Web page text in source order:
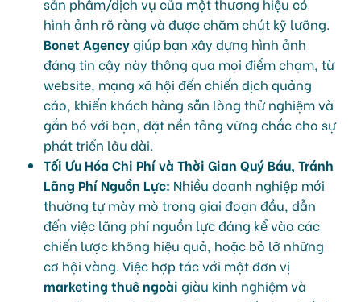
hình ảnh rõ ràng và được chăm chút kỹ lưỡng.
Bonet Agencygiúp bạn xây dựng hình ảnh
đáng tin cậy này thông qua mọi điểm chạm, từ
website, mạng xã hội đến chiến dịch quảng
cáo, khiến khách hàng sẵn lòng thử nghiệm và
gắn bó với bạn, đặt nền tảng vững chắc cho sự
phát triển lâu dài.
Tối Ưu Hóa Chi Phí và Thời Gian Quý Báu, Tránh
Lãng Phí Nguồn Lực: Nhiều doanh nghiệp mới
thường tự mày mò trong giai đoạn đầu, dẫn
đến việc lãng phí nguồn lực đáng kể vào các
chiến lược không hiệu quả, hoặc bỏ lỡ những
cơ hội vàng. Việc hợp tác với một đơn vị
marketing thuê ngoài giàu kinh nghiệm và